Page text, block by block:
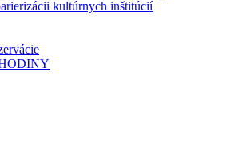
kultúrnych inštitúcií